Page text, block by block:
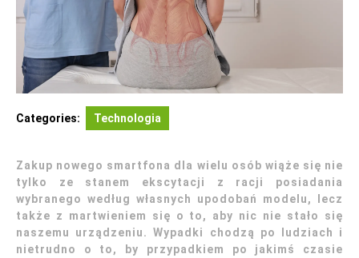
Categories: Technologia
Zakup nowego smartfona dla wielu osób wiąże się nie
tylko ze stanem ekscytacji z racji posiadania
wybranego według własnych upodobań modelu, lecz
także z martwieniem się o to, aby nic nie stało się
naszemu urządzeniu. Wypadki chodzą po ludziach i
nietrudno o to, by przypadkiem po jakimś czasie